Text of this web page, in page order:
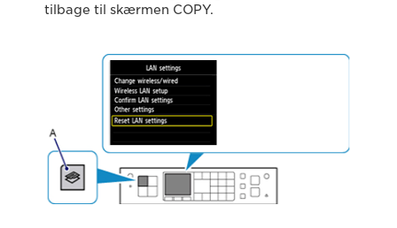
tilbage til skærmen COPY.